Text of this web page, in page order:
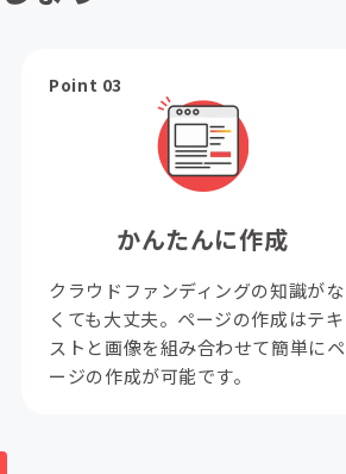
Point 03
かんたんに作成
クラウドファンディングの知識がな
くても大丈夫。ページの作成はテキ
ストと画像を組み合わせて簡単にペ
ージの作成が可能です。